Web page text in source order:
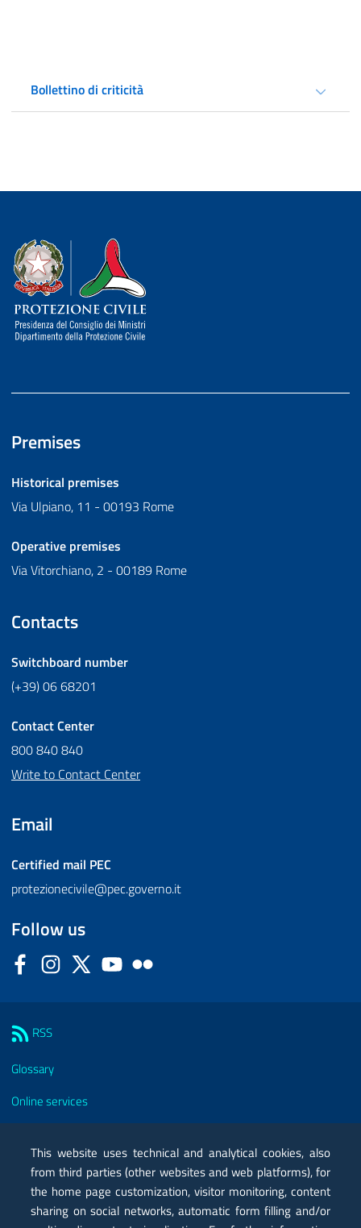
Bollettino di criticità
Dipartimento della Protezione Civile
Premises
Historical premises
Via Ulpiano, 11 - 00193 Rome
Operative premises
Via Vitorchiano, 2 - 00189 Rome
Contacts
Switchboard number
(+39) 06 68201
Contact Center
800 840 840
Write to Contact Center
Email
Certified mail PEC
protezionecivile@pec.governo.it
Follow us
FacebookInstagram
Twitter YouTube
RSS
Glossary
Online services
Certified mail PEC
Privacy
This website uses technical and analytical cookies, also
from third parties (other websites and web platforms), for
the home page customization, visitor monitoring, content
sharing on social networks, automatic form filling and/or